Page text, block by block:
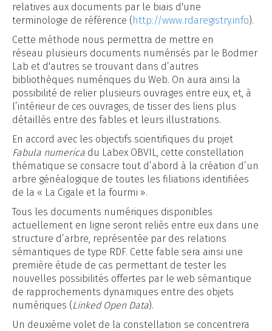
relatives aux documents par le biais d'une
terminologie de référence (http://www.rdaregistry.info).
Cette méthode nous permettra de mettre en
réseau plusieurs documents numérisés par le Bodmer
Lab et d'autres se trouvant dans d’autres
bibliothèques numériques du Web. On aura ainsi la
possibilité de relier plusieurs ouvrages entre eux, et, à
l’intérieur de ces ouvrages, de tisser des liens plus
détaillés entre des fables et leurs illustrations.
En accord avec les objectifs scientifiques du projet
Fabula numerica du Labex OBVIL, cette constellation
thématique se consacre tout d’abord à la création d’un
arbre généalogique de toutes les filiations identifiées
de la « La Cigale et la fourmi ».
Tous les documents numériques disponibles
actuellement en ligne seront reliés entre eux dans une
structure d’arbre, représentée par des relations
sémantiques de type RDF. Cette fable sera ainsi une
première étude de cas permettant de tester les
nouvelles possibilités offertes par le web sémantique
de rapprochements dynamiques entre des objets
numériques (Linked Open Data).
Un deuxième volet de la constellation se concentrera